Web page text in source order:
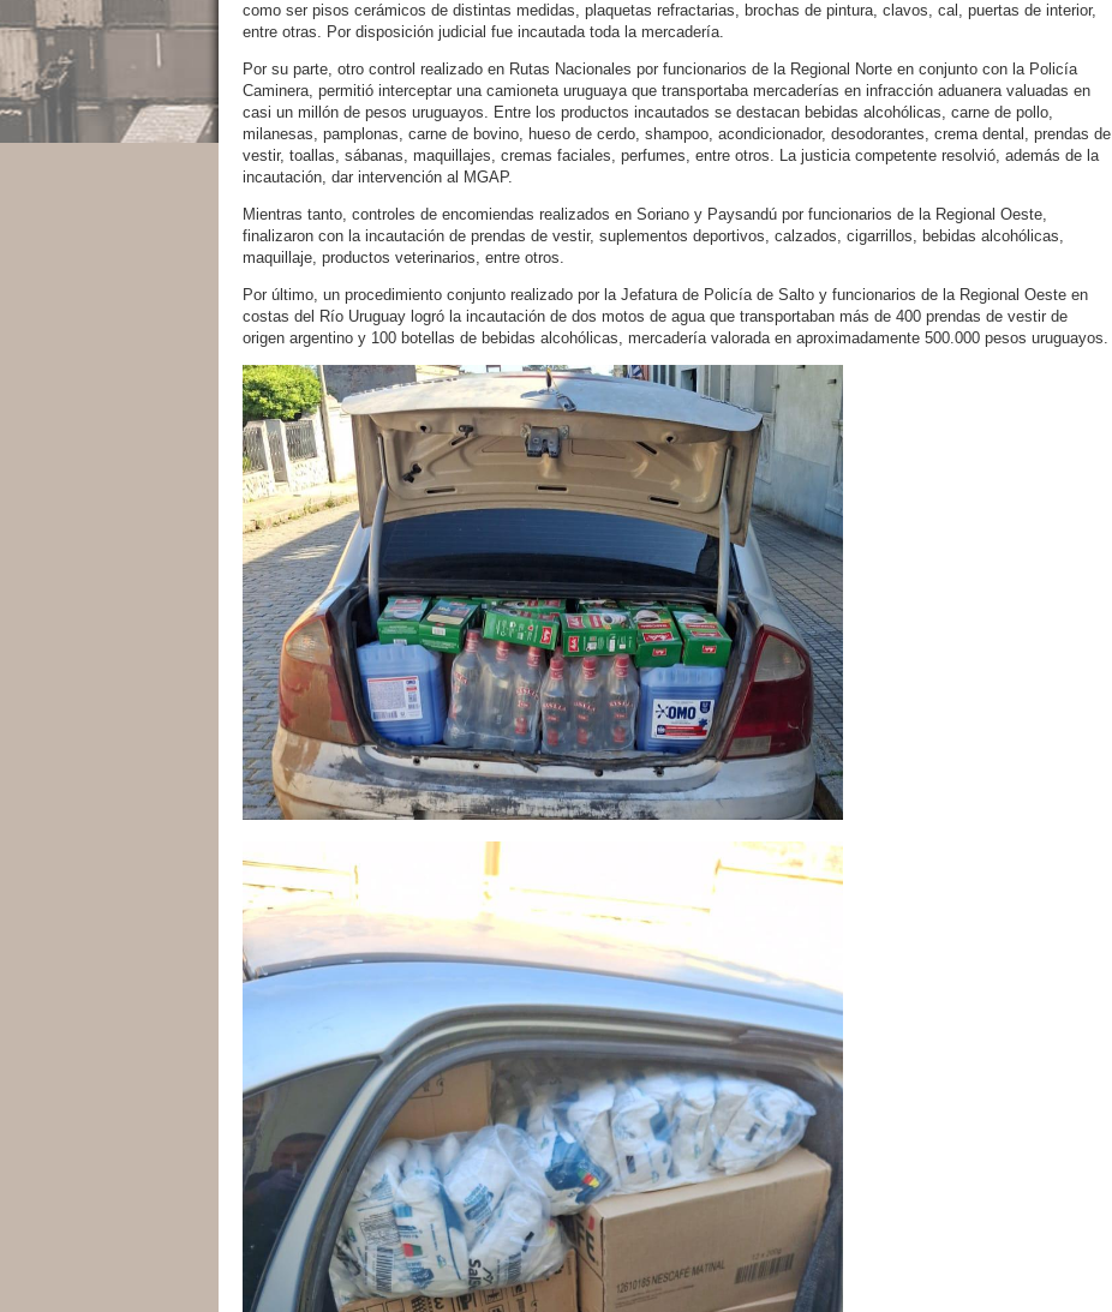
como ser pisos cerámicos de distintas medidas, plaquetas refractarias, brochas de pintura, clavos, cal, puertas de interior,
entre otras. Por disposición judicial fue incautada toda la mercadería.
Por su parte, otro control realizado en Rutas Nacionales por funcionarios de la Regional Norte en conjunto con la Policía
Caminera, permitió interceptar una camioneta uruguaya que transportaba mercaderías en infracción aduanera valuadas en
casi un millón de pesos uruguayos. Entre los productos incautados se destacan bebidas alcohólicas, carne de pollo,
milanesas, pamplonas, carne de bovino, hueso de cerdo, shampoo, acondicionador, desodorantes, crema dental, prendas de
vestir, toallas, sábanas, maquillajes, cremas faciales, perfumes, entre otros. La justicia competente resolvió, además de la
incautación, dar intervención al MGAP.
Mientras tanto, controles de encomiendas realizados en Soriano y Paysandú por funcionarios de la Regional Oeste,
finalizaron con la incautación de prendas de vestir, suplementos deportivos, calzados, cigarrillos, bebidas alcohólicas,
maquillaje, productos veterinarios, entre otros.
Por último, un procedimiento conjunto realizado por la Jefatura de Policía de Salto y funcionarios de la Regional Oeste en
costas del Río Uruguay logró la incautación de dos motos de agua que transportaban más de 400 prendas de vestir de
origen argentino y 100 botellas de bebidas alcohólicas, mercadería valorada en aproximadamente 500.000 pesos uruguayos.